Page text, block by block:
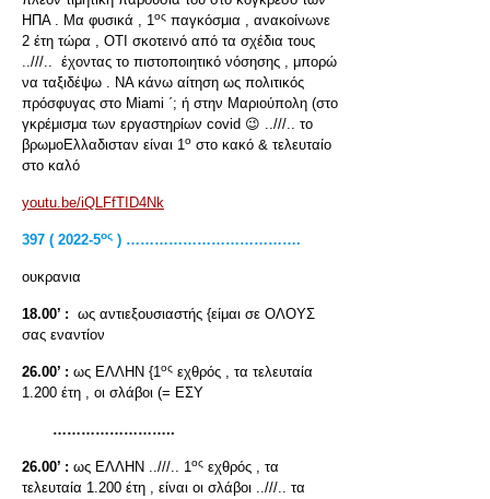
ΗΠΑ . Μα φυσικά , 1ος παγκόσμια , ανακοίνωνε
2 έτη τώρα , ΟΤΙ σκοτεινό από τα σχέδια τους
..///.. έχοντας το πιστοποιητικό νόσησης , μπορώ
να ταξιδέψω . ΝΑ κάνω αίτηση ως πολιτικός
πρόσφυγας στο Miami ΄; ή στην Μαριούπολη (στο
γκρέμισμα των εργαστηρίων covid 😉 ..///.. το
βρωμοΕλλαδισταν είναι 1ο στο κακό & τελευταίο
στο καλό
youtu.be/iQLFfTID4Nk
397 ( 2022-5ος ) ……………………………….
ουκρανια
18.00’ : ως αντιεξουσιαστής {είμαι σε ΟΛΟΥΣ
σας εναντίον
26.00’ : ως ΕΛΛΗΝ {1ος εχθρός , τα τελευταία
1.200 έτη , οι σλάβοι (= ΕΣΥ
……………………..
26.00’ : ως ΕΛΛΗΝ ..///.. 1ος εχθρός , τα
τελευταία 1.200 έτη , είναι οι σλάβοι ..///.. τα